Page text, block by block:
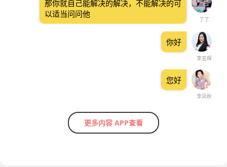
了了
那你就自己能解决的解决，不能解决的可
以适当问问他
李亚辉
你好
李凤秋
您好
更多内容 APP查看